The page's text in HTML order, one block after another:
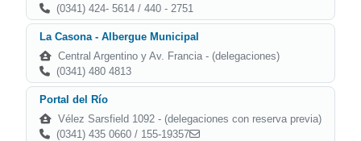
(0341) 424- 5614 / 440 - 2751
La Casona - Albergue Municipal
Central Argentino y Av. Francia - (delegaciones)
(0341) 480 4813
Portal del Río
Vélez Sarsfield 1092 - (delegaciones con reserva previa)
(0341) 435 0660 / 155-19357